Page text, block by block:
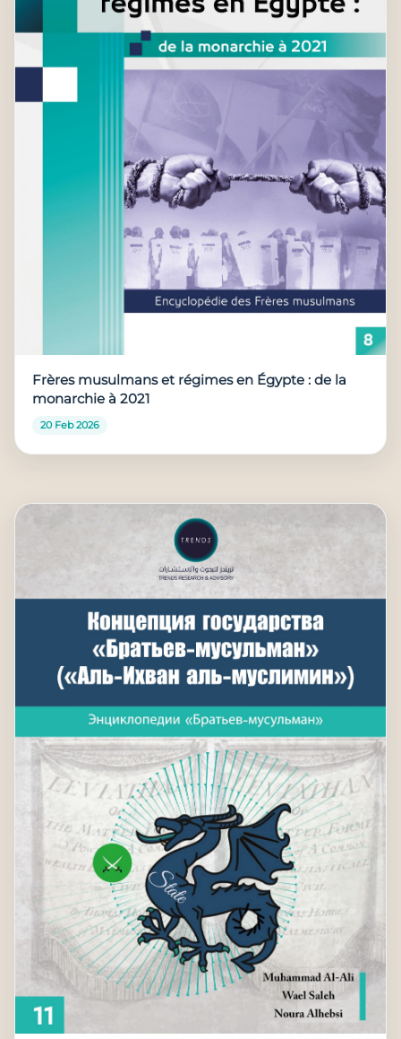
Frères musulmans et régimes en Égypte : de la
monarchie à 2021
20 Feb 2026